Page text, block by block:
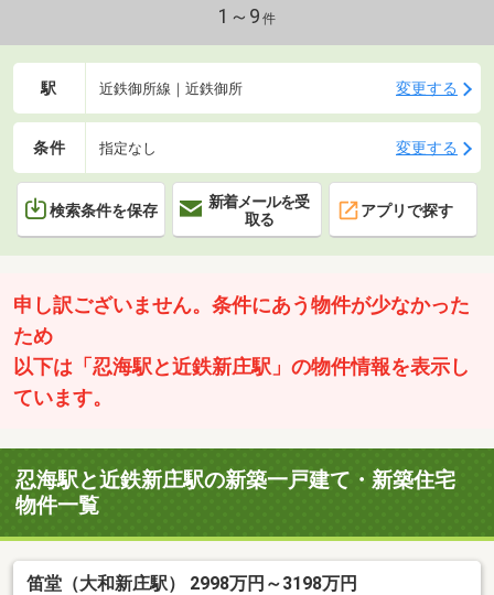
1～9 件
駅 近鉄御所線｜近鉄御所 変更する
条件 指定なし 変更する
検索条件を保存
新着メールを受
取る
アプリで探す
申し訳ございません。条件にあう物件が少なかった
ため
以下は「忍海駅と近鉄新庄駅」の物件情報を表示し
ています。
忍海駅と近鉄新庄駅の新築一戸建て・新築住宅
物件一覧
笛堂（大和新庄駅） 2998万円～3198万円